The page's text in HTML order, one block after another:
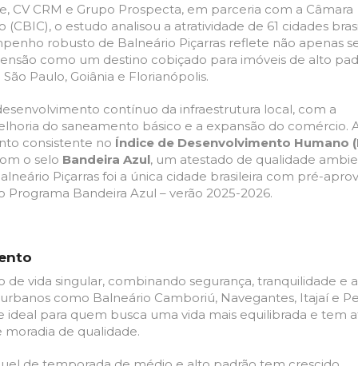
CV CRM e Grupo Prospecta, em parceria com a Câmara
o estudo analisou a atratividade de 61 cidades
robusto de Balneário Piçarras reflete não apenas
como um destino cobiçado para imóveis de alto
Paulo, Goiânia e Florianópolis.
contínuo da infraestrutura local, com a
ria do saneamento básico e a expansão do comércio.
consistente no Índice de Desenvolvimento Humano
o selo Bandeira Azul, um atestado de qualidade
Piçarras foi a única cidade brasileira com pré-
Programa Bandeira Azul – verão 2025-2026.
de vida singular, combinando segurança, tranquilidade e a
como Balneário Camboriú, Navegantes, Itajaí e
ideal para quem busca uma vida mais equilibrada e tem
de qualidade.